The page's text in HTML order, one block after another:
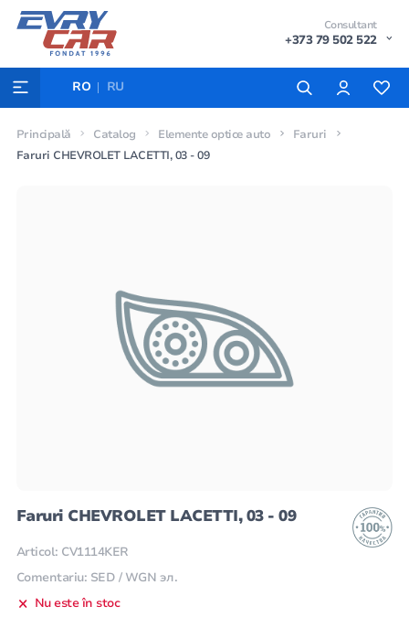
Consultant
+373 79 502 522
RO RU
Principală Catalog Elemente optice auto
Faruri
Faruri CHEVROLET LACETTI, 03 - 09
Faruri CHEVROLET LACETTI, 03 - 09
Articol: CV1114KER
Comentariu: SED / WGN эл.
Nu este în stoc